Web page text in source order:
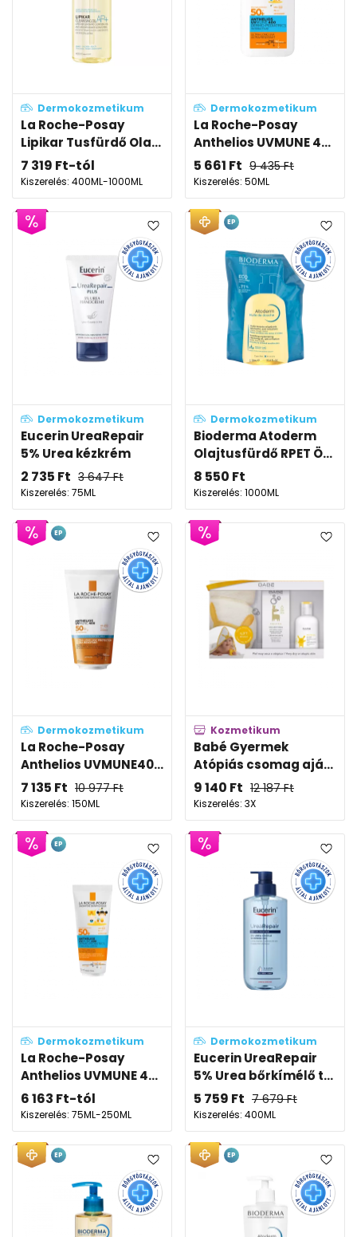
Dermokozmetikum
La Roche-Posay
Lipikar Tusfürdő Ola...
7 319 Ft-tól
Kiszerelés: 400ML-1000ML
Dermokozmetikum
La Roche-Posay
Anthelios UVMUNE 4...
5 661 Ft 9 435Ft
Kiszerelés: 50ML
Dermokozmetikum
Eucerin UreaRepair
5% Urea kézkrém
2 735 Ft 3 647Ft
Kiszerelés: 75ML
Dermokozmetikum
Bioderma Atoderm
Olajtusfürdő RPET Ö...
8 550 Ft
Kiszerelés: 1000ML
EP
Dermokozmetikum
La Roche-Posay
Anthelios UVMUNE40...
7 135 Ft 10 977Ft
Kiszerelés: 150ML
EP
Kozmetikum
Babé Gyermek
Atópiás csomag ajá...
9 140 Ft 12 187Ft
Kiszerelés: 3X
Dermokozmetikum
La Roche-Posay
Anthelios UVMUNE 4...
6 163 Ft-tól
Kiszerelés: 75ML-250ML
EP
Dermokozmetikum
Eucerin UreaRepair
5% Urea bőrkímélő t...
5 759 Ft 7 679Ft
Kiszerelés: 400ML
EP EP